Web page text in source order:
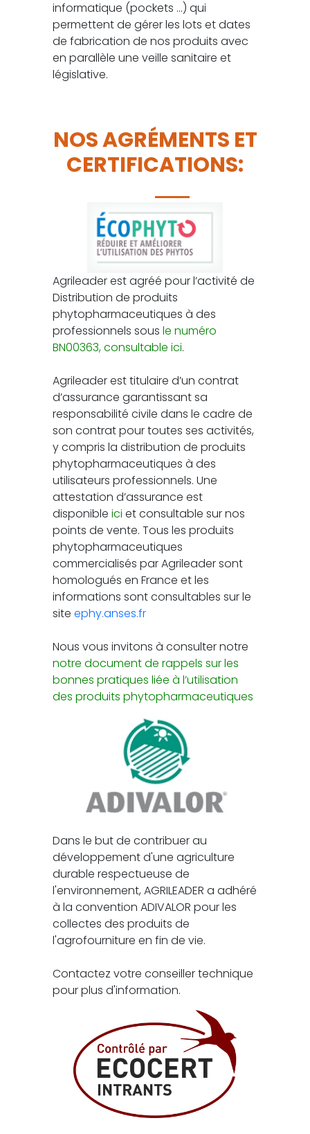
informatique (pockets …) qui
permettent de gérer les lots et dates
de fabrication de nos produits avec
en parallèle une veille sanitaire et
législative.
NOS AGRÉMENTS ET
CERTIFICATIONS:
Agrileader est agréé pour l’activité de
Distribution de produits
phytopharmaceutiques à des
professionnels sous le numéro
BN00363, consultable ici.
Agrileader est titulaire d’un contrat
d’assurance garantissant sa
responsabilité civile dans le cadre de
son contrat pour toutes ses activités,
y compris la distribution de produits
phytopharmaceutiques à des
utilisateurs professionnels. Une
attestation d’assurance est
disponible ici et consultable sur nos
points de vente. Tous les produits
phytopharmaceutiques
commercialisés par Agrileader sont
homologués en France et les
informations sont consultables sur le
site ephy.anses.fr
Nous vous invitons à consulter notre
notre document de rappels sur les
bonnes pratiques liée à l’utilisation
des produits phytopharmaceutiques
Dans le but de contribuer au
développement d'une agriculture
durable respectueuse de
l'environnement, AGRILEADER a adhéré
à la convention ADIVALOR pour les
collectes des produits de
l'agrofourniture en fin de vie.
Contactez votre conseiller technique
pour plus d'information.